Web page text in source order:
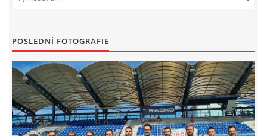
ARCHÍV
DOTACE
POSLEDNÍ FOTOGRAFIE